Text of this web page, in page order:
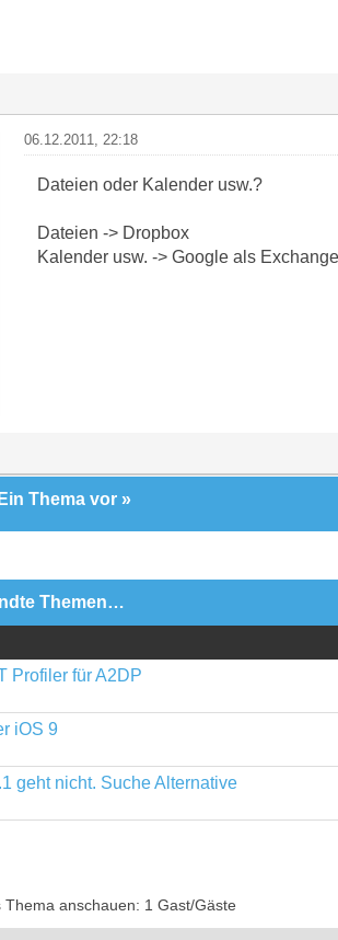
06.12.2011, 22:18
Dateien oder Kalender usw.?
Dateien -> Dropbox
Kalender usw. -> Google als
Ein Thema vor »
Themen…
Profiler für A2DP
iOS 9
geht nicht. Suche Alternative
anschauen: 1 Gast/Gäste